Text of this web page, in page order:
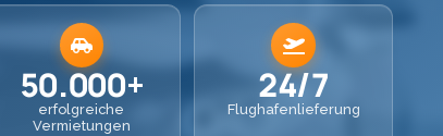
50.000+
erfolgreiche
Vermietungen
24/7
Flughafenlieferung